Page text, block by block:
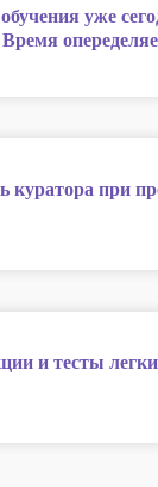
уже
при
и тесты